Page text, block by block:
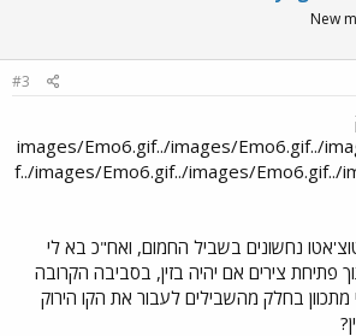
New
#3
../images/Emo6.gif../images/Emo6.gif../
f../images/Emo6.gif../images/Emo6.gif../
נחשונים בשביל החמום, ואח"כ בא לי
פתיחת צירים אם יהיה בזין, בסביבה הקרובה
בחלק מהשבילים לעבור את הקו הירוק